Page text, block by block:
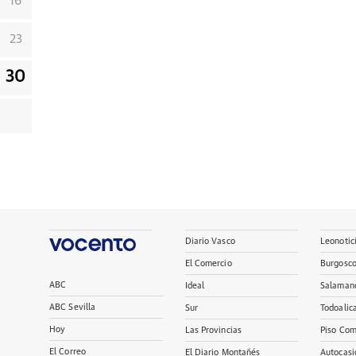
23
30
ABC
ABC Sevilla
Hoy
El Correo
Diario Vasco
El Comercio
Ideal
Sur
Las Provincias
El Diario Montañés
Piso